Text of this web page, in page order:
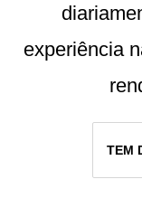
experiência
TEM